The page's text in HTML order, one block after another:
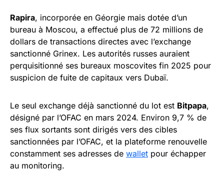
Rapira, incorporée en Géorgie mais dotée d’un
bureau à Moscou, a effectué plus de 72 millions de
dollars de transactions directes avec l’exchange
sanctionné Grinex. Les autorités russes auraient
perquisitionné ses bureaux moscovites fin 2025 pour
suspicion de fuite de capitaux vers Dubaï.
Le seul exchange déjà sanctionné du lot est Bitpapa,
désigné par l’OFAC en mars 2024. Environ 9,7 % de
ses flux sortants sont dirigés vers des cibles
sanctionnées par l’OFAC, et la plateforme renouvelle
constamment ses adresses de wallet pour échapper
au monitoring.